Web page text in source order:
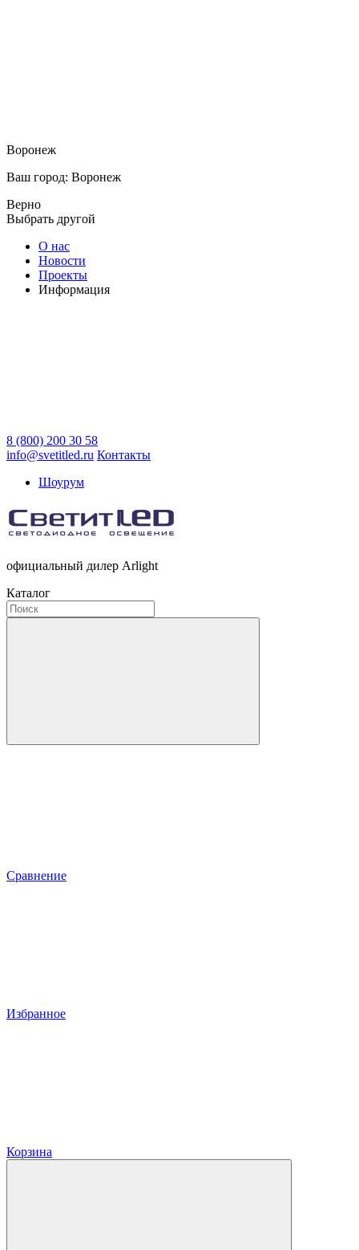
Воронеж
Ваш город: Воронеж
Верно
Выбрать другой
О нас
Новости
Проекты
Информация
8 (800) 200 30 58
info@svetitled.ru Контакты
Шоурум
официальный дилер Arlight
Каталог
Сравнение
Избранное
Корзина